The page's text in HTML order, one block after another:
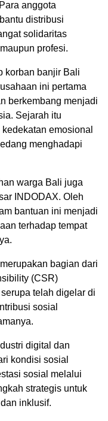
anggota
distribusi
solidaritas
profesi.
korban banjir Bali
ini pertama
berkembang menjadi
Sejarah itu
emosional
menghadapi
warga Bali juga
INDODAX. Oleh
bantuan ini menjadi
terhadap tempat
bagian dari
(CSR)
telah digelar di
sosial
digital dan
kondisi sosial
sosial melalui
strategis untuk
inklusif.